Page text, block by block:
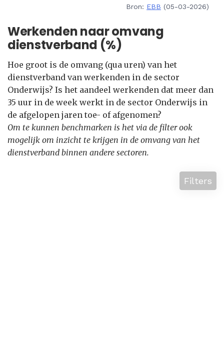
Bron: EBB (05-03-2026)
Werkenden naar omvang
dienstverband (%)
Hoe groot is de omvang (qua uren) van het
dienstverband van werkenden in de sector
Onderwijs? Is het aandeel werkenden dat meer dan
35 uur in de week werkt in de sector Onderwijs in
de afgelopen jaren toe- of afgenomen?
Om te kunnen benchmarken is het via de filter ook
mogelijk om inzicht te krijgen in de omvang van het
dienstverband binnen andere sectoren.
Filters